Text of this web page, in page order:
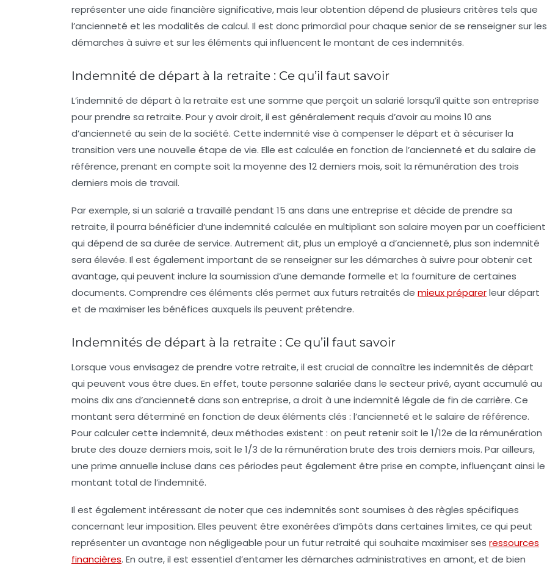
représenter une aide financière significative, mais leur obtention dépend de plusieurs critères tels que
l’ancienneté et les modalités de calcul. Il est donc primordial pour chaque senior de se renseigner sur les
démarches à suivre et sur les éléments qui influencent le montant de ces indemnités.
Indemnité de départ à la retraite : Ce qu’il faut savoir
L’indemnité de départ à la retraite est une somme que perçoit un salarié lorsqu’il quitte son entreprise
pour prendre sa retraite. Pour y avoir droit, il est généralement requis d’avoir au moins 10 ans
d’ancienneté au sein de la société. Cette indemnité vise à compenser le départ et à sécuriser la
transition vers une nouvelle étape de vie. Elle est calculée en fonction de l’ancienneté et du salaire de
référence, prenant en compte soit la moyenne des 12 derniers mois, soit la rémunération des trois
derniers mois de travail.
Par exemple, si un salarié a travaillé pendant 15 ans dans une entreprise et décide de prendre sa
retraite, il pourra bénéficier d’une indemnité calculée en multipliant son salaire moyen par un coefficient
qui dépend de sa durée de service. Autrement dit, plus un employé a d’ancienneté, plus son indemnité
sera élevée. Il est également important de se renseigner sur les démarches à suivre pour obtenir cet
avantage, qui peuvent inclure la soumission d’une demande formelle et la fourniture de certaines
documents. Comprendre ces éléments clés permet aux futurs retraités de mieux préparerleur départ
et de maximiser les bénéfices auxquels ils peuvent prétendre.
Indemnités de départ à la retraite : Ce qu’il faut savoir
Lorsque vous envisagez de prendre votre retraite, il est crucial de connaître les indemnités de départ
qui peuvent vous être dues. En effet, toute personne salariée dans le secteur privé, ayant accumulé au
moins dix ans d’ancienneté dans son entreprise, a droit à une indemnité légale de fin de carrière. Ce
montant sera déterminé en fonction de deux éléments clés : l’ancienneté et le salaire de référence.
Pour calculer cette indemnité, deux méthodes existent : on peut retenir soit le 1/12e de la rémunération
brute des douze derniers mois, soit le 1/3 de la rémunération brute des trois derniers mois. Par ailleurs,
une prime annuelle incluse dans ces périodes peut également être prise en compte, influençant ainsi le
montant total de l’indemnité.
Il est également intéressant de noter que ces indemnités sont soumises à des règles spécifiques
concernant leurimposition. Elles peuvent être exonérées d’impôts dans certaines limites, ce qui peut
représenter un avantage non négligeable pour un futur retraité qui souhaite maximiser ses ressources
financières. En outre, il est essentiel d’entamer les démarches administratives en amont, et de bien